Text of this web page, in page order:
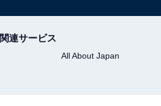
関連サービス
All About Japan